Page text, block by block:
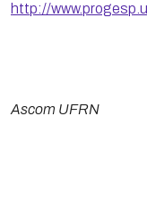
http://
Ascom UFRN